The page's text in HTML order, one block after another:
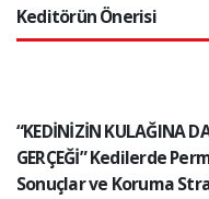
Keditörün Önerisi
“KEDİNİZİN KULAĞINA
GERÇEĞİ” Kedilerde
Sonuçlar ve Koruma